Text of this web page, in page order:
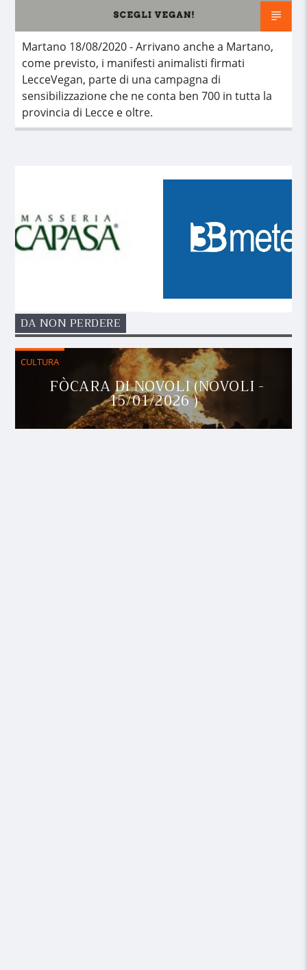
Martano 18/08/2020 - Arrivano anche a Martano,
come previsto, i manifesti animalisti firmati
LecceVegan, parte di una campagna di
sensibilizzazione che ne conta ben 700 in tutta la
provincia di Lecce e oltre.
DA NON PERDERE
CULTURA
FÒCARA DI NOVOLI (NOVOLI -
15/01/2026 )